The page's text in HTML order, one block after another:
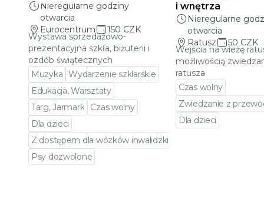
Nieregularne godziny
otwarcia
Eurocentrum
150 CZK
Wystawa sprzedażowo-
prezentacyjna szkła, biżuterii i
ozdób świątecznych
Muzyka Wydarzenie szklarskie
Edukacja, Warsztaty
Targ, Jarmark
Czas wolny
Dla dzieci
Z dostępem dla wózków inwalidzkich
Psy dozwolone
i wnętrza
Nieregularne
otwarcia
Ratusz
50 CZK
Wejścia na wieżę
możliwością
ratusza
Czas wolny
Zwiedzanie z
Dla dzieci